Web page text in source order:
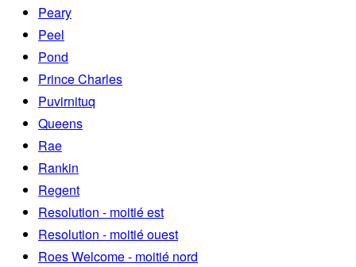
Peary
Peel
Pond
Prince Charles
Puvirnituq
Queens
Rae
Rankin
Regent
Resolution - moitié est
Resolution - moitié ouest
Roes Welcome - moitié nord